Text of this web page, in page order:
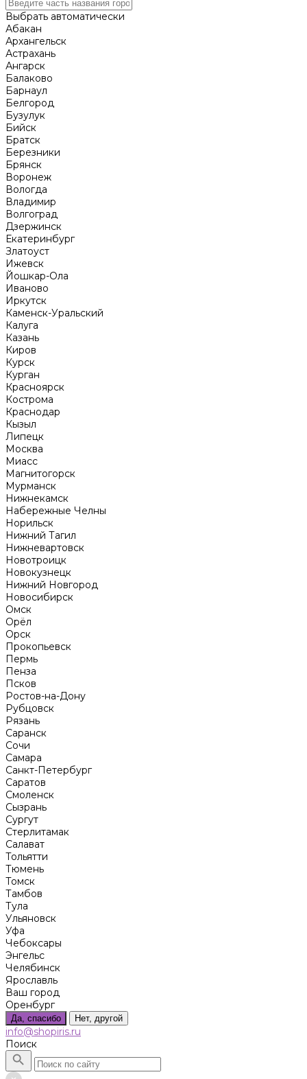
Выбрать автоматически
Абакан
Архангельск
Астрахань
Ангарск
Балаково
Барнаул
Белгород
Бузулук
Бийск
Братск
Березники
Брянск
Воронеж
Вологда
Владимир
Волгоград
Дзержинск
Екатеринбург
Златоуст
Ижевск
Йошкар-Ола
Иваново
Иркутск
Каменск-Уральский
Калуга
Казань
Киров
Курск
Курган
Красноярск
Кострома
Краснодар
Кызыл
Липецк
Москва
Миасс
Магнитогорск
Мурманск
Нижнекамск
Набережные Челны
Норильск
Нижний Тагил
Нижневартовск
Новотроицк
Новокузнецк
Нижний Новгород
Новосибирск
Омск
Орёл
Орск
Прокопьевск
Пермь
Пенза
Псков
Ростов-на-Дону
Рубцовск
Рязань
Саранск
Сочи
Самара
Санкт-Петербург
Саратов
Смоленск
Сызрань
Сургут
Стерлитамак
Салават
Тольятти
Тюмень
Томск
Тамбов
Тула
Ульяновск
Уфа
Чебоксары
Энгельс
Челябинск
Ярославль
Ваш город
Оренбург
Да, спасибо Нет, другой
info@shopiris.ru
Поиск